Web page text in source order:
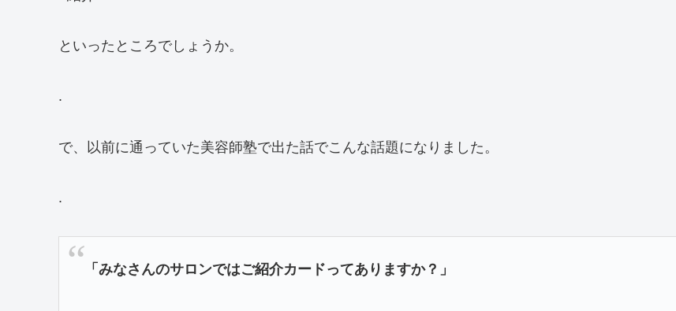
といったところでしょうか。
.
で、以前に通っていた美容師塾で出た話でこんな話題になりました。
.
「みなさんのサロンではご紹介カードってありますか？」